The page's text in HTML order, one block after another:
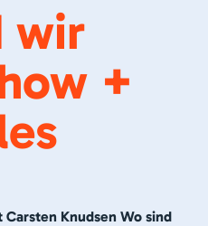
wir
+
Carsten Knudsen Wo sind